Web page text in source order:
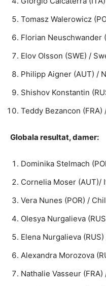
Tomasz Walerowicz
Florian Neuschwander
Elov Olsson (SWE) /
Philipp Aigner (AUT) /
Shishov Konstantin
Teddy Bezancon
Globala resultat, damer:
Dominika Stelmach
Cornelia Moser (AUT)/
Vera Nunes (POR) /
Olesya Nurgalieva
Elena Nurgalieva
Alexandra Morozova
Nathalie Vasseur